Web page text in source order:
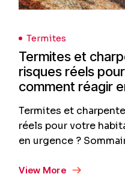
Termites
Termites et
risques réels
comment réagir
Termites et
réels pour votre
en urgence ?
View More